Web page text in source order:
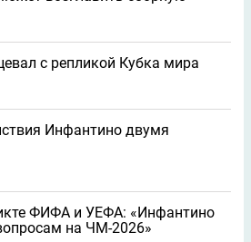
с репликой Кубка мира
Инфантино двумя
ФИФА и УЕФА: «Инфантино
на ЧМ-2026»